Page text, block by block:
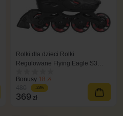
Rolki dla dzieci Rolki
Regulowane Flying Eagle S3
Bonusy 18 zł
-23%
369 zł